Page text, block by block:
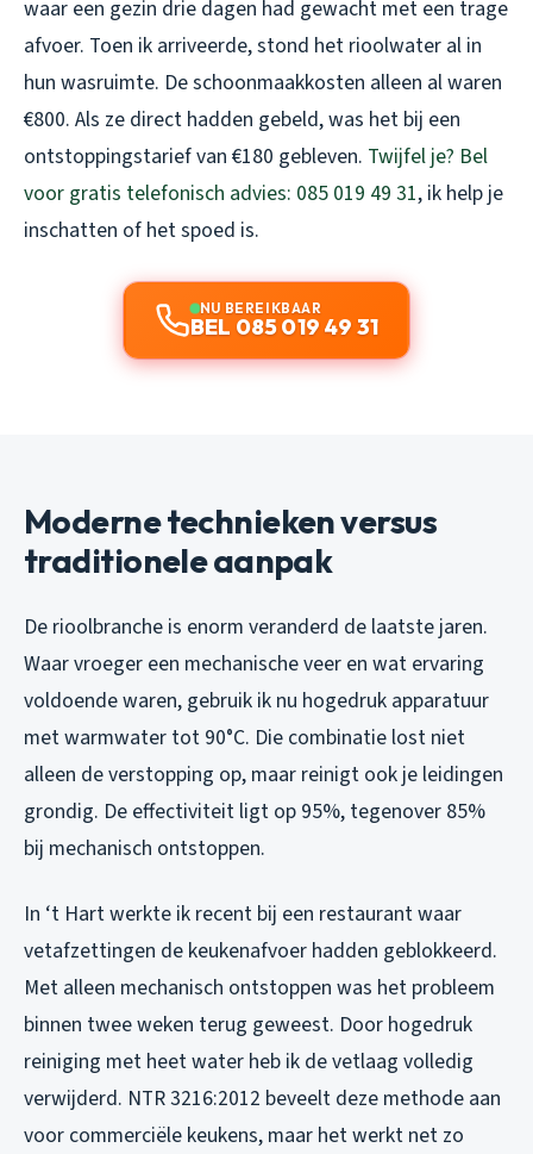
waar een gezin drie dagen had gewacht met een trage
afvoer. Toen ik arriveerde, stond het rioolwater al in
hun wasruimte. De schoonmaakkosten alleen al waren
€800. Als ze direct hadden gebeld, was het bij een
ontstoppingstarief van €180 gebleven. Twijfel je? Bel
voor gratis telefonisch advies: 085 019 49 31, ik help je
inschatten of het spoed is.
NU BEREIKBAAR
BEL 085 019 49 31
Moderne technieken versus
traditionele aanpak
De rioolbranche is enorm veranderd de laatste jaren.
Waar vroeger een mechanische veer en wat ervaring
voldoende waren, gebruik ik nu hogedruk apparatuur
met warmwater tot 90°C. Die combinatie lost niet
alleen de verstopping op, maar reinigt ook je leidingen
grondig. De effectiviteit ligt op 95%, tegenover 85%
bij mechanisch ontstoppen.
In ‘t Hart werkte ik recent bij een restaurant waar
vetafzettingen de keukenafvoer hadden geblokkeerd.
Met alleen mechanisch ontstoppen was het probleem
binnen twee weken terug geweest. Door hogedruk
reiniging met heet water heb ik de vetlaag volledig
verwijderd. NTR 3216:2012 beveelt deze methode aan
voor commerciële keukens, maar het werkt net zo